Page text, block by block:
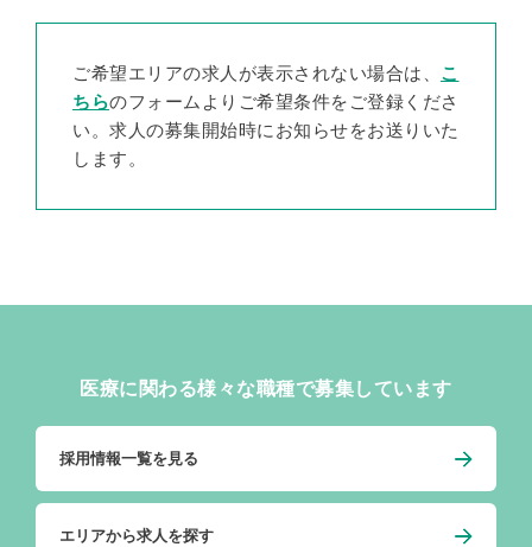
ご希望エリアの求人が表示されない場合は、 こ
ちらのフォームよりご希望条件をご登録くださ
い。求人の募集開始時にお知らせをお送りいた
します。
医療に関わる様々な職種で募集しています
採用情報一覧を見る
エリアから求人を探す